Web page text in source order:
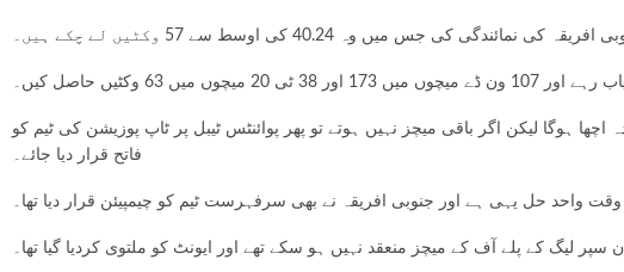
63 وکٹیں حاصل کیں۔
ہوگا لیکن اگر باقی میچز نہیں ہوتے تو پھر پوائنٹس ٹیبل پر ٹاپ پوزیشن کی ٹیم کو
فاتح قرار دیا جائے۔
واحد حل یہی ہے اور جنوبی افریقہ نے بھی سرفہرست ٹیم کو چیمپیئن قرار دیا تھا۔
لیگ کے پلے آف کے میچز منعقد نہیں ہو سکے تھے اور ایونٹ کو ملتوی کردیا گیا تھا۔